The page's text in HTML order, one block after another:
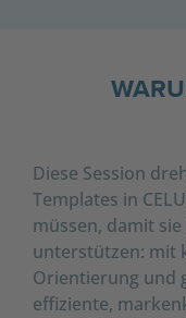
Diese Session
Templates in
müssen, damit
unterstützen: mit
Orientierung und
effiziente,